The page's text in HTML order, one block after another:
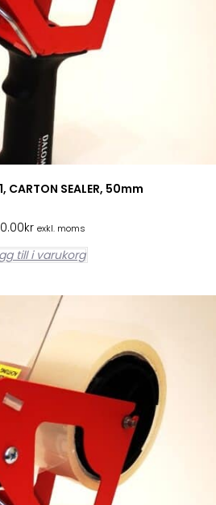
CARTON SEALER, 50mm
kr exkl. moms
till i varukorg